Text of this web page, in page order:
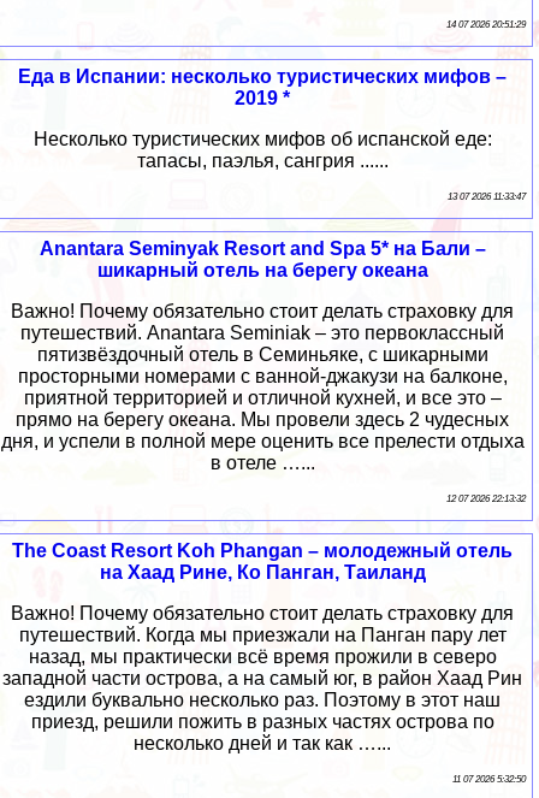
14 07 2026 20:51:29
Еда в Испании: несколько туристических мифов –
2019 *
Несколько туристических мифов об испанской еде:
тапасы, паэлья, сангрия ......
13 07 2026 11:33:47
Anantara Seminyak Resort and Spa 5* на Бали –
шикарный отель на берегу океана
Важно! Почему обязательно стоит делать страховку для
путешествий. Anantara Seminiak – это первоклассный
пятизвёздочный отель в Семиньяке, с шикарными
просторными номерами с ванной-джакузи на балконе,
приятной территорией и отличной кухней, и все это –
прямо на берегу океана. Мы провели здесь 2 чудесных
дня, и успели в полной мере оценить все прелести отдыха
в отеле …...
12 07 2026 22:13:32
The Coast Resort Koh Phangan – молодежный отель
на Хаад Рине, Ко Панган, Таиланд
Важно! Почему обязательно стоит делать страховку для
путешествий. Когда мы приезжали на Панган пару лет
назад, мы практически всё время прожили в северо
западной части острова, а на самый юг, в район Хаад Рин
ездили буквально несколько раз. Поэтому в этот наш
приезд, решили пожить в разных частях острова по
несколько дней и так как …...
11 07 2026 5:32:50